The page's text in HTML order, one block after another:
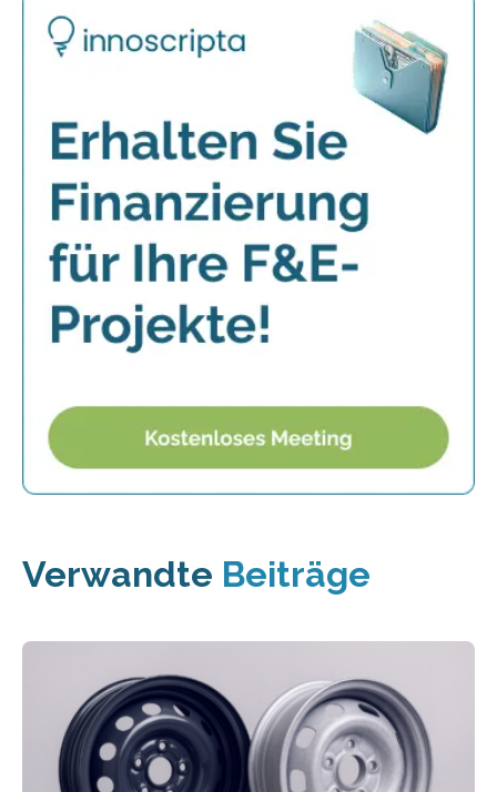
Verwandte Beiträge